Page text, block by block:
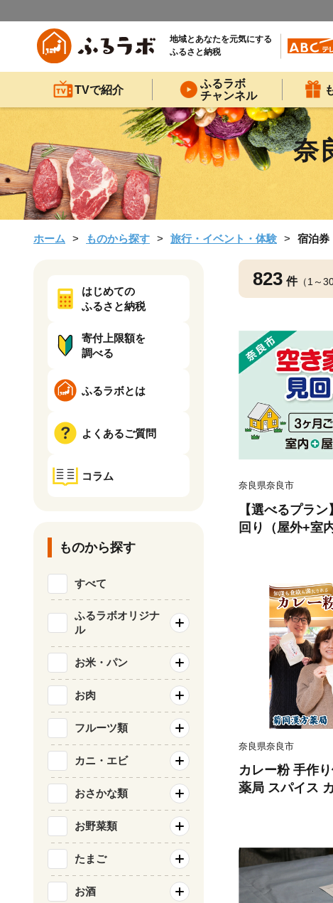
地域とあなたを元気にする
ふるさと納税
TVで紹介
ふるラボ
チャンネル
奈
ホーム ものから探す 旅行・イベント・体験 宿泊券
823 件（1～
奈良県奈良市
【選べるプラ
回り（屋外+室
ラン 不動産コ
ター 古民家鑑
ンスペクター
便受け・庭木
置 全室換気 防
奈良県 43-001
奈良県奈良市
カレー粉 手作
薬局 スパイス
ッキング教室
ント 贈り物 オ
レーライス カ
ン 香辛料 調合
味しい 本格 奈
ハロウィン ク
はじめての
ふるさと納税
寄付上限額を
調べる
ふるラボとは
よくあるご質問
コラム
ものから探す
すべて
ふるラボオリジナ
ル
お米・パン
お肉
フルーツ類
カニ・エビ
おさかな類
お野菜類
たまご
お酒